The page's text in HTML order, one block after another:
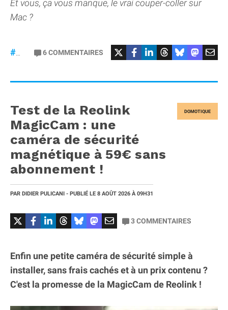
Et vous, ça vous manque, le vrai couper-coller sur
Mac ?
#macOS 6COMMENTAIRES
DOMOTIQUE
Test de la Reolink
MagicCam : une
caméra de sécurité
magnétique à 59€ sans
abonnement !
PAR DIDIER PULICANI - PUBLIÉ LE 8 AOÛT 2026 À 09H31
3COMMENTAIRES
Enfin une petite caméra de sécurité simple à
installer, sans frais cachés et à un prix contenu ?
C'est la promesse de la MagicCam de Reolink !